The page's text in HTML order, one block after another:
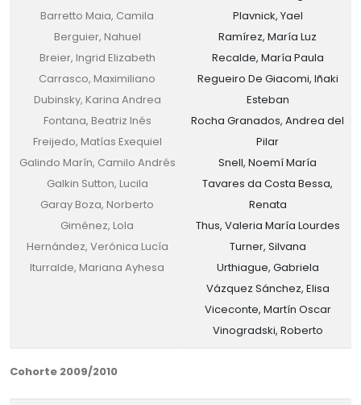
Barretto Maia, Camila
Berguier, Nahuel
Breier, Ingrid Elizabeth
Carrasco, Maximiliano
Dubinsky, Karina Andrea
Fontana, Beatriz Inés
Freijedo, Matías Exequiel
Galindo Marín, Camilo Andrés
Galkin Sutton, Lucila
Garay Boza, Norberto
Giménez, Lola
Hernández, Verónica Lucía
Iturralde, Mariana Ayhesa
Plavnick, Yael
Ramírez, María Luz
Recalde, María Paula
Regueiro De Giacomi, Iñaki
Esteban
Rocha Granados, Andrea del
Pilar
Snell, Noemí María
Tavares da Costa Bessa,
Renata
Thus, Valeria María Lourdes
Turner, Silvana
Urthiague, Gabriela
Vázquez Sánchez, Elisa
Viceconte, Martín Oscar
Vinogradski, Roberto
Cohorte 2009/2010